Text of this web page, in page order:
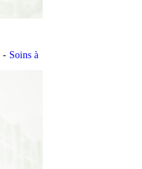
- Soins à